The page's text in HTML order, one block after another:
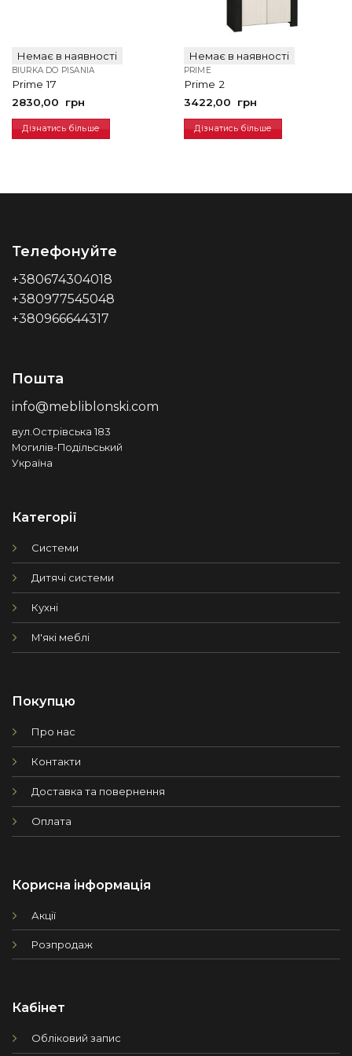
Немає в наявності
BIURKA DO PISANIA
Prime 17
2830,00
грн
Дізнатись більше
Немає в наявності
PRIME
Prime 2
3422,00
грн
Дізнатись більше
Телефонуйте
+380674304018
+380977545048
+380966644317
Пошта
info@mebliblonski.com
вул.Острівська 183
Могилів-Подільський
Україна
Категорії
Системи
Дитячі системи
Кухні
М'які меблі
Покупцю
Про нас
Контакти
Доставка та повернення
Оплата
Корисна інформація
Акції
Розпродаж
Кабінет
Обліковий запис